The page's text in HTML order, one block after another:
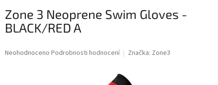
Zone 3 Neoprene Swim Gloves -
BLACK/RED A
Průměrné
Neohodnoceno Podrobnosti hodnocení Značka: Zone3